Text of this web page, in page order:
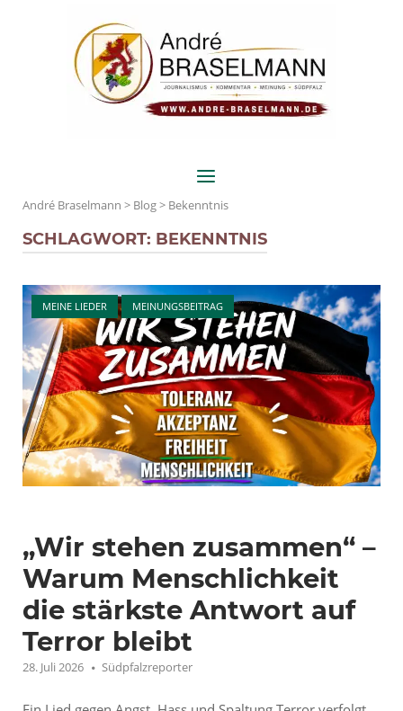
Menu
André Braselmann > Blog> Bekenntnis
SCHLAGWORT: BEKENNTNIS
MEINE LIEDER MEINUNGSBEITRAG
Open post
„Wir stehen zusammen“ –
Warum Menschlichkeit
die stärkste Antwort auf
Terror bleibt
28. Juli 2026 Südpfalzreporter